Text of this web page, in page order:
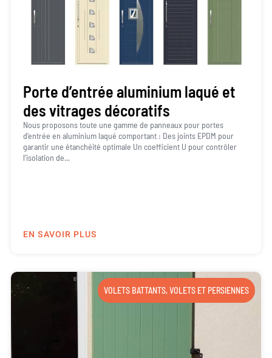
Porte d’entrée aluminium laqué et
des vitrages décoratifs
Nous proposons toute une gamme de panneaux pour portes
d’entrée en aluminium laqué comportant : Des joints EPDM pour
garantir une étanchéité optimale Un coefficient U pour contrôler
l’isolation de...
EN SAVOIR PLUS
VOLETS BATTANTS,VOLETS ET PERSIENNES